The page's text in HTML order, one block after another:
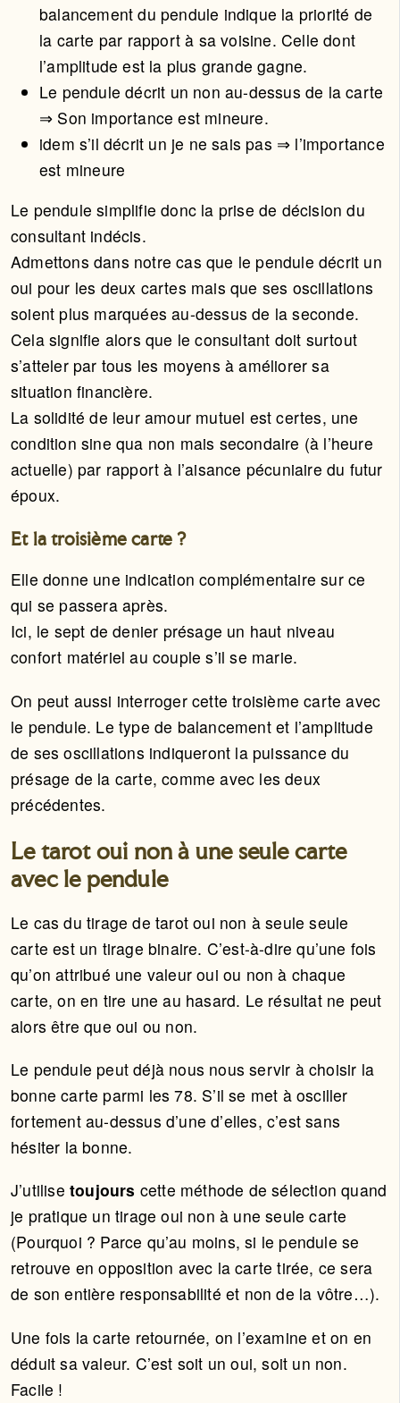
balancement du pendule indique la priorité de
la carte par rapport à sa voisine. Celle dont
l’amplitude est la plus grande gagne.
Le pendule décrit un non au-dessus de la carte
⇒ Son importance est mineure.
idem s’il décrit un je ne sais pas ⇒ l’importance
est mineure
Le pendule simplifie donc la prise de décision du
consultant indécis.
Admettons dans notre cas que le pendule décrit un
oui pour les deux cartes mais que ses oscillations
soient plus marquées au-dessus de la seconde.
Cela signifie alors que le consultant doit surtout
s’atteler par tous les moyens à améliorer sa
situation financière.
La solidité de leur amour mutuel est certes, une
condition sine qua non mais secondaire (à l’heure
actuelle) par rapport à l’aisance pécuniaire du futur
époux.
Et la troisième carte ?
Elle donne une indication complémentaire sur ce
qui se passera après.
Ici, le sept de denier présage un haut niveau
confort matériel au couple s’il se marie.
On peut aussi interroger cette troisième carte avec
le pendule. Le type de balancement et l’amplitude
de ses oscillations indiqueront la puissance du
présage de la carte, comme avec les deux
précédentes.
Le tarot oui non à une seule carte
avec le pendule
Le cas du tirage de tarot oui non à seule seule
carte est un tirage binaire. C’est-à-dire qu’une fois
qu’on attribué une valeur oui ou non à chaque
carte, on en tire une au hasard. Le résultat ne peut
alors être que oui ou non.
Le pendule peut déjà nous nous servir à choisir la
bonne carte parmi les 78. S’il se met à osciller
fortement au-dessus d’une d’elles, c’est sans
hésiter la bonne.
J’utilise toujours cette méthode de sélection quand
je pratique un tirage oui non à une seule carte
(Pourquoi ? Parce qu’au moins, si le pendule se
retrouve en opposition avec la carte tirée, ce sera
de son entière responsabilité et non de la vôtre…).
Une fois la carte retournée, on l’examine et on en
déduit sa valeur. C’est soit un oui, soit un non.
Facile !